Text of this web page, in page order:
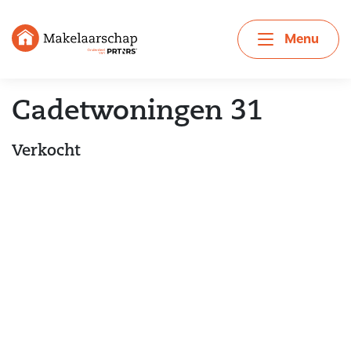
Menu
Cadetwoningen 31
Verkocht